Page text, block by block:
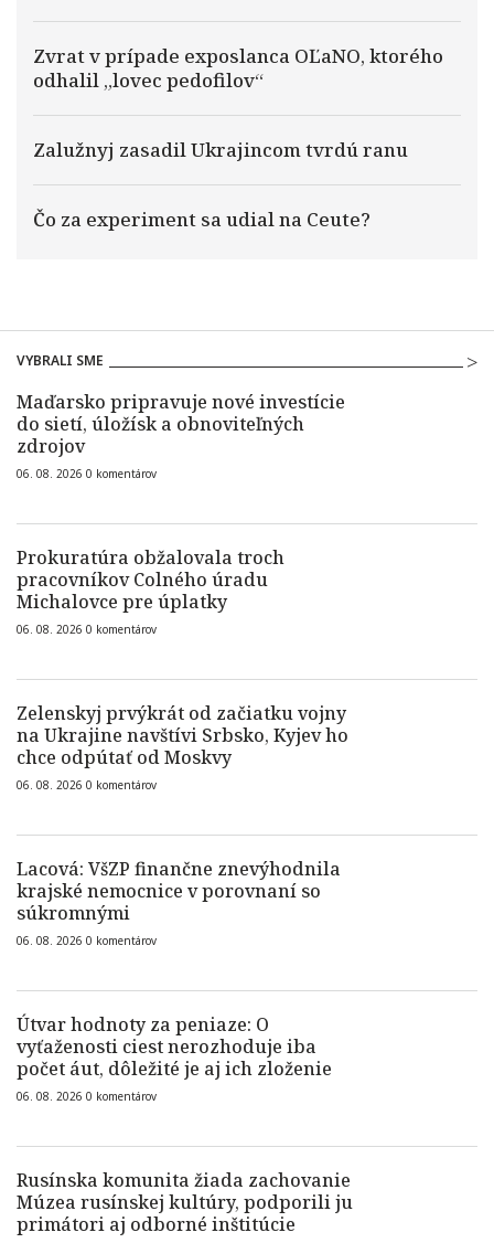
Zvrat v prípade exposlanca OĽaNO, ktorého
odhalil „lovec pedofilov“
Zalužnyj zasadil Ukrajincom tvrdú ranu
Čo za experiment sa udial na Ceute?
VYBRALI SME
Maďarsko pripravuje nové investície
do sietí, úložísk a obnoviteľných
zdrojov
06. 08. 2026 0 komentárov
Prokuratúra obžalovala troch
pracovníkov Colného úradu
Michalovce pre úplatky
06. 08. 2026 0 komentárov
Zelenskyj prvýkrát od začiatku vojny
na Ukrajine navštívi Srbsko, Kyjev ho
chce odpútať od Moskvy
06. 08. 2026 0 komentárov
Lacová: VšZP finančne znevýhodnila
krajské nemocnice v porovnaní so
súkromnými
06. 08. 2026 0 komentárov
Útvar hodnoty za peniaze: O
vyťaženosti ciest nerozhoduje iba
počet áut, dôležité je aj ich zloženie
06. 08. 2026 0 komentárov
Rusínska komunita žiada zachovanie
Múzea rusínskej kultúry, podporili ju
primátori aj odborné inštitúcie